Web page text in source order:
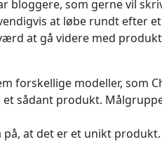
bloggere, som gerne vil
at løbe rundt efter
at gå videre med
forskellige modeller, som
sådant produkt.
at det er et unikt